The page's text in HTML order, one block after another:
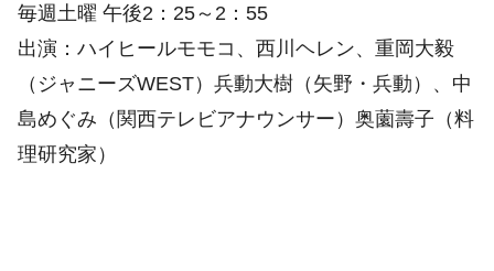
毎週土曜 午後2：25～2：55
出演：ハイヒールモモコ、西川ヘレン、重岡大毅
（ジャニーズWEST）兵動大樹（矢野・兵動）、中
島めぐみ（関西テレビアナウンサー）奥薗壽子（料
理研究家）